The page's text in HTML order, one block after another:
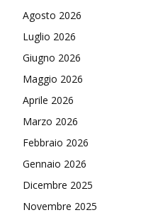
Agosto 2026
Luglio 2026
Giugno 2026
Maggio 2026
Aprile 2026
Marzo 2026
Febbraio 2026
Gennaio 2026
Dicembre 2025
Novembre 2025